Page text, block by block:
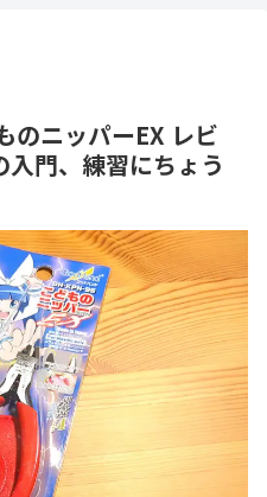
のニッパーEX レビ
門、練習にちょう